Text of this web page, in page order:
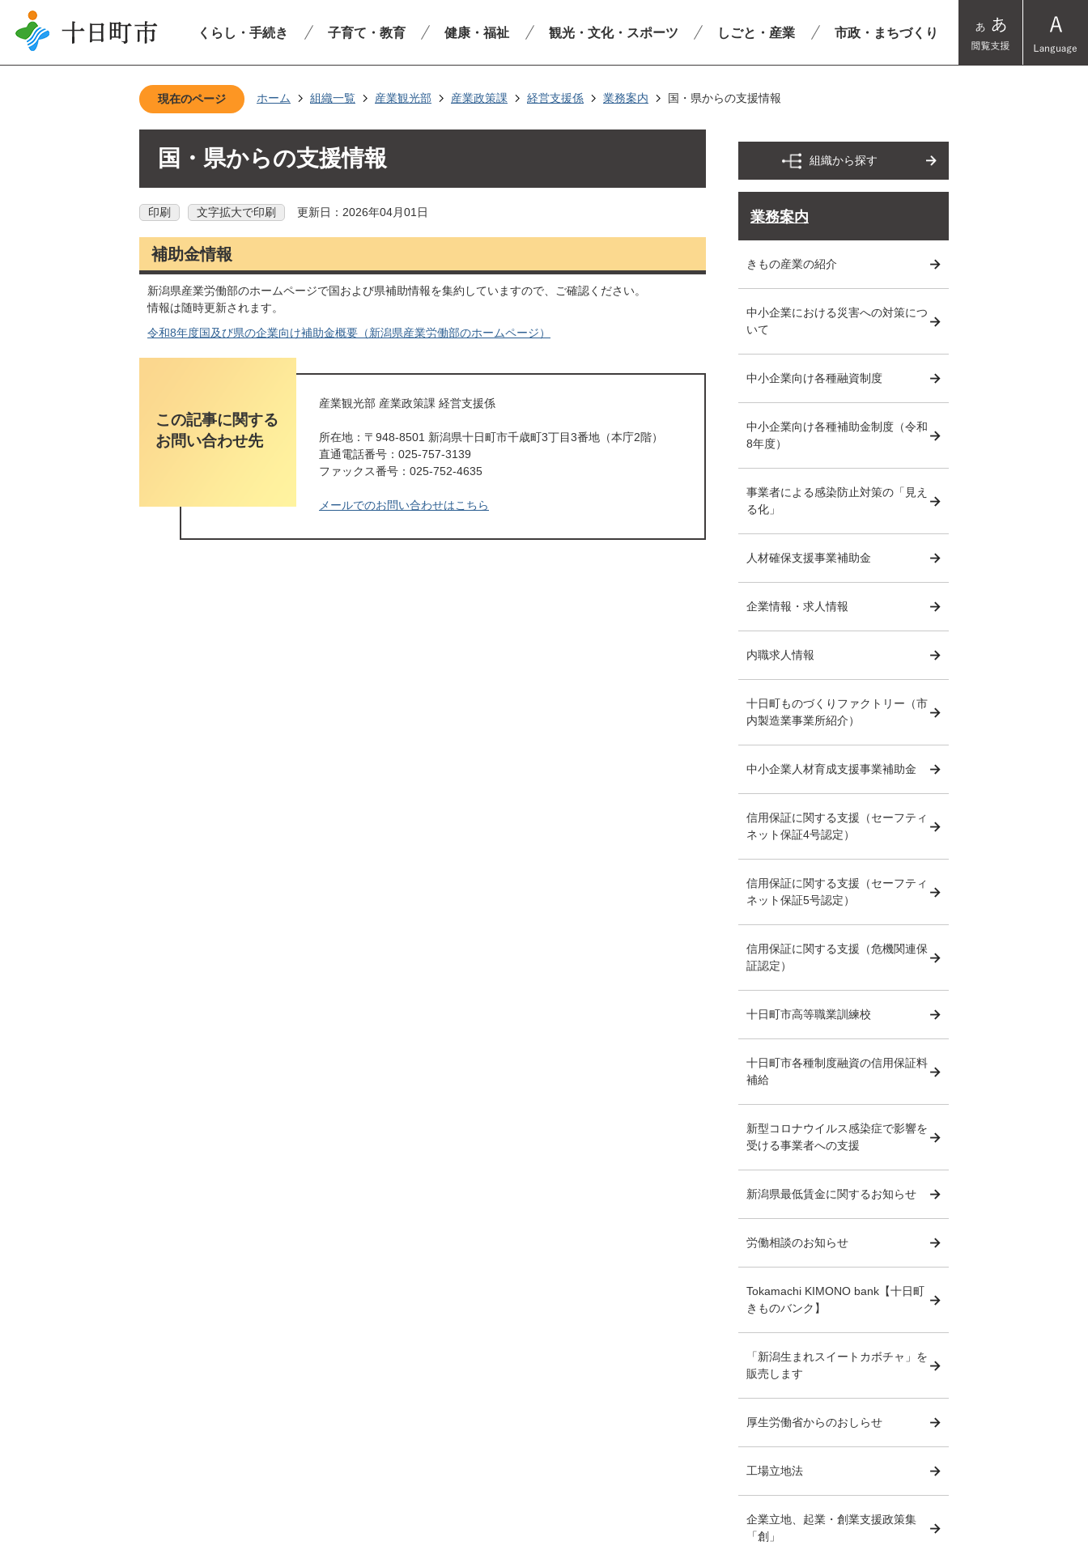
くらし・手続き 子育て・教育 健康・福祉 観光・文化・スポーツ しごと・産業 市政・まちづくり
現在のページ ホーム 組織一覧 産業観光部 産業政策課 経営支援係 業務案内 国・県からの支援情報
国・県からの支援情報
印刷 文字拡大で印刷 更新日：2026年04月01日
補助金情報
新潟県産業労働部のホームページで国および県補助情報を集約していますので、ご確認ください。
情報は随時更新されます。
令和8年度国及び県の企業向け補助金概要（新潟県産業労働部のホームページ）
この記事に関する
お問い合わせ先
産業観光部 産業政策課 経営支援係
所在地：〒948-8501 新潟県十日町市千歳町3丁目3番地（本庁2階）
直通電話番号：025-757-3139
ファックス番号：025-752-4635
メールでのお問い合わせはこちら
組織から探す
業務案内
きもの産業の紹介
中小企業における災害への対策につ
いて
中小企業向け各種融資制度
中小企業向け各種補助金制度（令和
8年度）
事業者による感染防止対策の「見え
る化」
人材確保支援事業補助金
企業情報・求人情報
内職求人情報
十日町ものづくりファクトリー（市
内製造業事業所紹介）
中小企業人材育成支援事業補助金
信用保証に関する支援（セーフティ
ネット保証4号認定）
信用保証に関する支援（セーフティ
ネット保証5号認定）
信用保証に関する支援（危機関連保
証認定）
十日町市高等職業訓練校
十日町市各種制度融資の信用保証料
補給
新型コロナウイルス感染症で影響を
受ける事業者への支援
新潟県最低賃金に関するお知らせ
労働相談のお知らせ
Tokamachi KIMONO bank【十日町
きものバンク】
「新潟生まれスイートカボチャ」を
販売します
厚生労働省からのおしらせ
工場立地法
企業立地、起業・創業支援政策集
「創」